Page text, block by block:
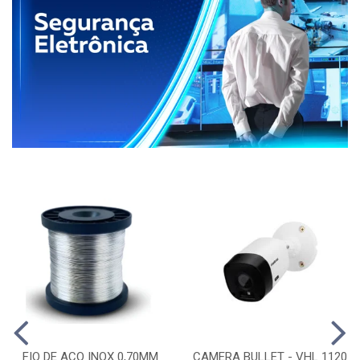
FIO DE ACO INOX 0,70MM CAMERA BULLET - VHL 1120